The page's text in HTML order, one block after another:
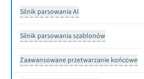
Silnik parsowania AI
Silnik parsowania szablonów
Zaawansowane przetwarzanie końcowe